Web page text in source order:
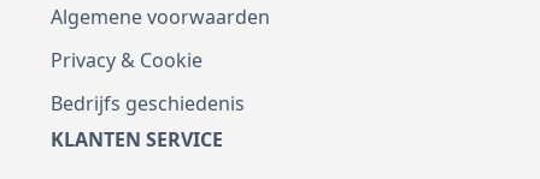
Algemene voorwaarden
Privacy & Cookie
Bedrijfs geschiedenis
KLANTEN SERVICE